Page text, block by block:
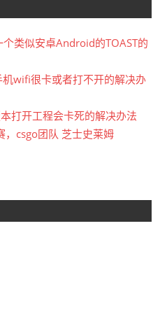
类似安卓Android的TOAST的
wifi很卡或者打不开的解决办
打开工程会卡死的解决办法
，csgo团队 芝士史莱姆